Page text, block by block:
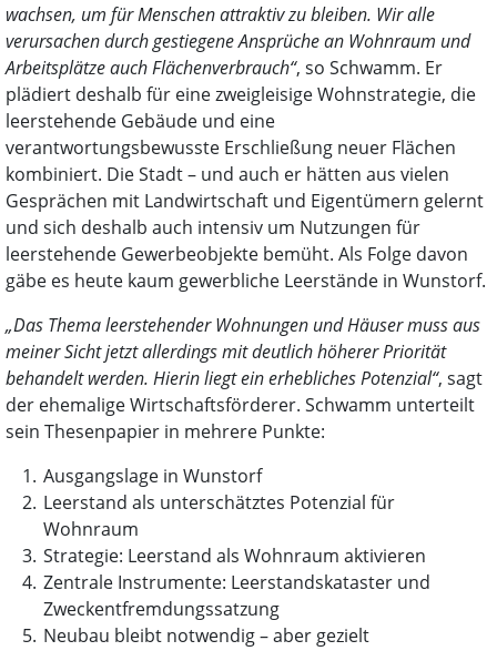
wachsen, um für Menschen attraktiv zu bleiben. Wir alle
verursachen durch gestiegene Ansprüche an Wohnraum und
Arbeitsplätze auch Flächenverbrauch“, so Schwamm. Er
plädiert deshalb für eine zweigleisige Wohnstrategie, die
leerstehende Gebäude und eine
verantwortungsbewusste Erschließung neuer Flächen
kombiniert. Die Stadt – und auch er hätten aus vielen
Gesprächen mit Landwirtschaft und Eigentümern gelernt
und sich deshalb auch intensiv um Nutzungen für
leerstehende Gewerbeobjekte bemüht. Als Folge davon
gäbe es heute kaum gewerbliche Leerstände in Wunstorf.
„Das Thema leerstehender Wohnungen und Häuser muss aus
meiner Sicht jetzt allerdings mit deutlich höherer Priorität
behandelt werden. Hierin liegt ein erhebliches Potenzial“, sagt
der ehemalige Wirtschaftsförderer. Schwamm unterteilt
sein Thesenpapier in mehrere Punkte:
Ausgangslage in Wunstorf
Leerstand als unterschätztes Potenzial für
Wohnraum
Strategie: Leerstand als Wohnraum aktivieren
Zentrale Instrumente: Leerstandskataster und
Zweckentfremdungssatzung
Neubau bleibt notwendig – aber gezielt